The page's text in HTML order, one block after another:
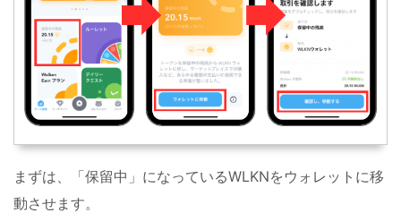
まずは、「保留中」になっているWLKNをウォレットに移
動させます。